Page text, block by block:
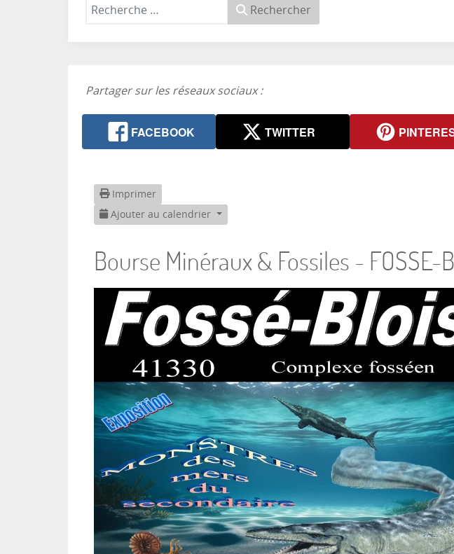
Rechercher
Partager sur les réseaux sociaux :
FACEBOOK TWITTER
Imprimer
Ajouter au calendrier
Bourse Minéraux & Fossiles - FOSSE-